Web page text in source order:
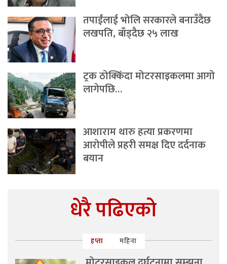
तपाईंलाई भोलि सरकारले बनाउँदैछ
लखपति, बाँड्दैछ २५ लाख
ट्रक ठोक्किँदा मोटरसाइकलमा आगो
लागेपछि…
आशाराम थारु हत्या प्रकरणमा
आरोपीले प्रहरी समक्ष दिए दर्दनाक
बयान
धेरै पढिएको
हप्ता महिना